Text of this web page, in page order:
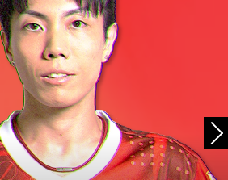
UN-LIM
TSUYOSHI
ALPAA
FEFEMZ
THOR
YOSHIMIZ
MOO-G.56
ZERO.
$RYO$
KEI-EDGE